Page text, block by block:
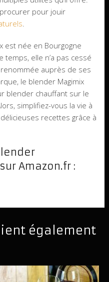
pour jouir
est née en Bourgogne
temps, elle n’a pas cessé
auprès de ses
le blender Magimix
blender chauffant sur le
simplifiez-vous la vie à
recettes grâce à
Amazon.fr :
également